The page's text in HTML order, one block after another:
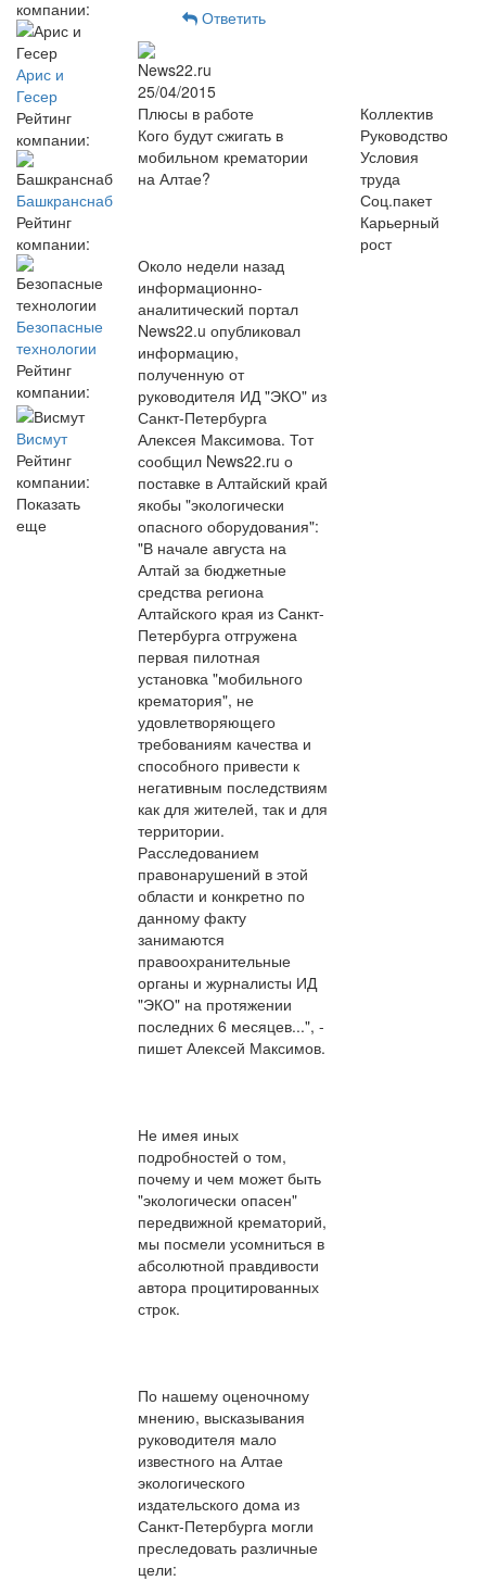
компании:
Арис и
Гесер
Рейтинг
компании:
Башкранснаб
Рейтинг
компании:
Безопасные
технологии
Рейтинг
компании:
Висмут
Рейтинг
компании:
Показать
еще
Ответить
News22.ru
25/04/2015
Плюсы в работе
Кого будут сжигать в
мобильном крематории
на Алтае?
Около недели назад
информационно-
аналитический портал
News22.u опубликовал
информацию,
полученную от
руководителя ИД "ЭКО" из
Санкт-Петербурга
Алексея Максимова. Тот
сообщил News22.ru о
поставке в Алтайский край
якобы "экологически
опасного оборудования":
"В начале августа на
Алтай за бюджетные
средства региона
Алтайского края из Санкт-
Петербурга отгружена
первая пилотная
установка "мобильного
крематория", не
удовлетворяющего
требованиям качества и
способного привести к
негативным последствиям
как для жителей, так и для
территории.
Расследованием
правонарушений в этой
области и конкретно по
данному факту
занимаются
правоохранительные
органы и журналисты ИД
"ЭКО" на протяжении
последних 6 месяцев...", -
пишет Алексей Максимов.
Не имея иных
подробностей о том,
почему и чем может быть
"экологически опасен"
передвижной крематорий,
мы посмели усомниться в
абсолютной правдивости
автора процитированных
строк.
По нашему оценочному
мнению, высказывания
руководителя мало
известного на Алтае
экологического
издательского дома из
Санкт-Петербурга могли
преследовать различные
цели:
Коллектив
Руководство
Условия
труда
Соц.пакет
Карьерный
рост